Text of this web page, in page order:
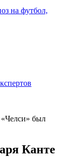
на футбол,
«Челси» был
Канте